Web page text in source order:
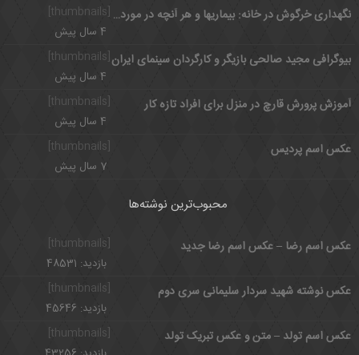
نگهداری خرگوش در خانه: بیماریها و هر آنچه در مورد خرگوش باید بدانید
4 سال پیش
[thumbnails] بیوگرافی مجید صالحی بازیگر و کارگردان سینمای ایران
4 سال پیش
آموزش پرورش قارچ در منزل برای افراد تازه کار
4 سال پیش
عکس اسم پردیس
7 سال پیش
محبوب‌ترین نوشته‌ها
عکس اسم رضا – عکس اسم رضا جدید
بازدید: 48531
[thumbnails]
عکس نوشته شهید سردار سلیمانی سری دوم
بازدید: 45646
عکس اسم تولد – متن و عکس تبریک تولد